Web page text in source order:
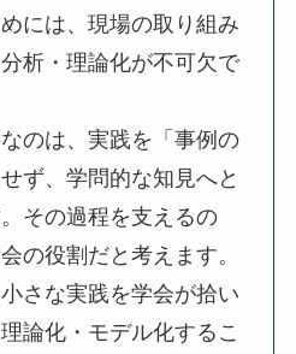
には、現場の取り組み
析・理論化が不可欠で
のは、実践を「事例の
ず、学問的な知見へと
その過程を支えるの
の役割だと考えます。
さな実践を学会が拾い
論化・モデル化するこ